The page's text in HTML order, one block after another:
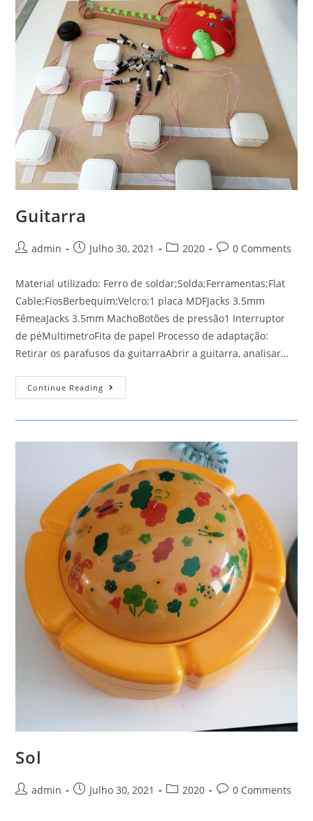
Guitarra
Postadmin
PostJulho 30, 2021
Post2020
Post0 Comments
Material utilizado: Ferro de soldar;Solda;Ferramentas;Flat
Cable;FiosBerbequim;Velcro;1 placa MDFJacks 3.5mm
FêmeaJacks 3.5mm MachoBotões de pressão1 Interruptor
de péMultimetroFita de papel Processo de adaptação:
Retirar os parafusos da guitarraAbrir a guitarra, analisar…
Continue Reading Guitarra
Sol
Postadmin
PostJulho 30, 2021
Post2020
Post0 Comments